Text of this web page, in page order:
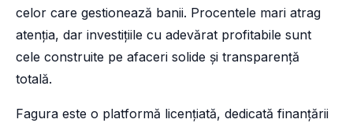
celor care gestionează banii. Procentele mari atrag
atenția, dar investițiile cu adevărat profitabile sunt
cele construite pe afaceri solide și transparență
totală.
Fagura este o platformă licențiată, dedicată finanțării